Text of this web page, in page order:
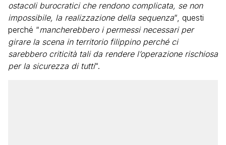
ostacoli burocratici che rendono complicata, se non
impossibile, la realizzazione della sequenza“, questi
perché “mancherebbero i permessi necessari per
girare la scena in territorio filippino perché ci
sarebbero criticità tali da rendere l’operazione rischiosa
per la sicurezza di tutti“.